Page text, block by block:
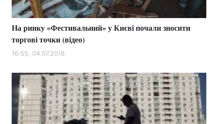
На ринку «Фестивальний» у Києві почали зносити
торгові точки (відео)
16:55, 04.07.2018